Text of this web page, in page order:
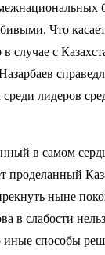
Что
случае с
лидеров
в самом
проделанный
ныне
в слабости
иные способы